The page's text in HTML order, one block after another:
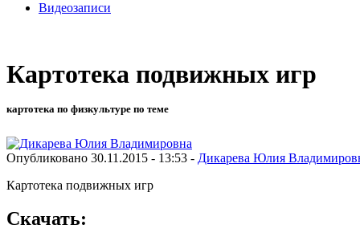
Видеозаписи
Картотека подвижных игр
картотека по физкультуре по теме
Опубликовано 30.11.2015 - 13:53 - Дикарева Юлия
Картотека подвижных игр
Скачать: